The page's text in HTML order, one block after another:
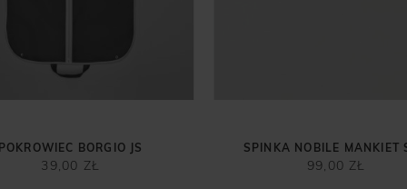
POKROWIEC BORGIO JS
39,00 ZŁ
SPINKA NOBILE MANKIET
99,00 ZŁ